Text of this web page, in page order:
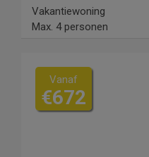
Vakantiewoning
Max. 4 personen
Vanaf
€672